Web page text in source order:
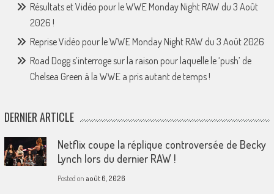
Résultats et Vidéo pour le WWE Monday Night RAW du 3 Août
2026 !
Reprise Vidéo pour le WWE Monday Night RAW du 3 Août 2026
Road Dogg s’interroge sur la raison pour laquelle le ‘push’ de
Chelsea Green à la WWE a pris autant de temps !
DERNIER ARTICLE
Netflix coupe la réplique controversée de Becky
Lynch lors du dernier RAW !
Posted on août 6, 2026